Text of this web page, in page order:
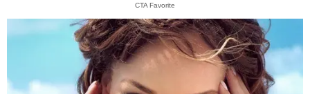
CTA Favorite